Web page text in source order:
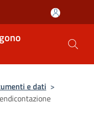
e dati >